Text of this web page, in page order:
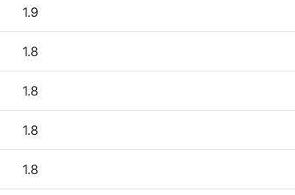
1.9
1.8
1.8
1.8
1.8